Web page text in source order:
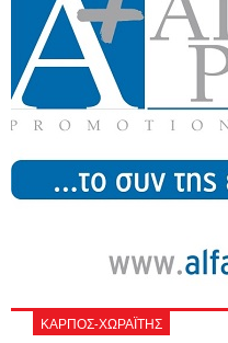
ΚΑΡΠΟΣ-ΧΩΡΑΪΤΗΣ